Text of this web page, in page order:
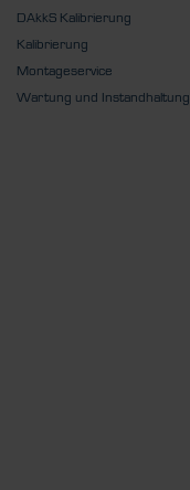
DAkkS Kalibrierung
Kalibrierung
Montageservice
Wartung und Instandhaltung